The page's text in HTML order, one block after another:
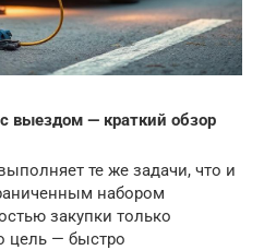
выездом — краткий обзор
те же задачи, что и
набором
закупки только
цель — быстро